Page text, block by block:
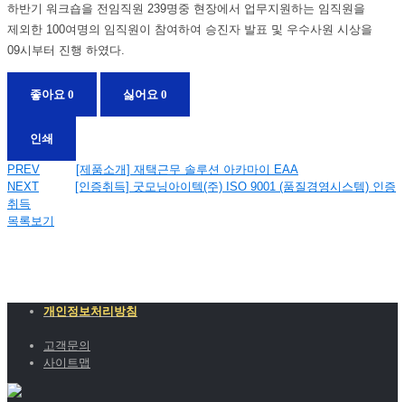
하반기 워크숍을 전임직원 239명중 현장에서 업무지원하는 임직원을
제외한 100여명의 임직원이 참여하여 승진자 발표 및 우수사원 시상을
09시부터 진행 하였다.
좋아요 0 싫어요 0
인쇄
PREV
[제품소개] 재택근무 솔루션 아카마이 EAA
NEXT
[인증취득] 굿모닝아이텍(주) ISO 9001 (품질경영시스템) 인증
취득
목록보기
개인정보처리방침
고객문의
사이트맵